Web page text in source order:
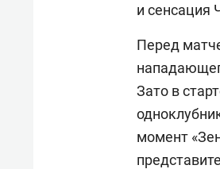
и сенсация
Перед
Зато в
момент